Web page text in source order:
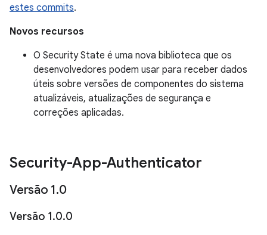
estes commits.
Novos recursos
O Security State é uma nova biblioteca que os
desenvolvedores podem usar para receber dados
úteis sobre versões de componentes do sistema
atualizáveis, atualizações de segurança e
correções aplicadas.
Security-App-Authenticator
Versão 1.0
Versão 1.0.0